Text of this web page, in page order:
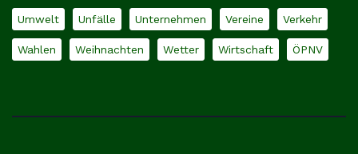
Umwelt Unfälle Unternehmen Vereine Verkehr
Wahlen Weihnachten Wetter Wirtschaft ÖPNV